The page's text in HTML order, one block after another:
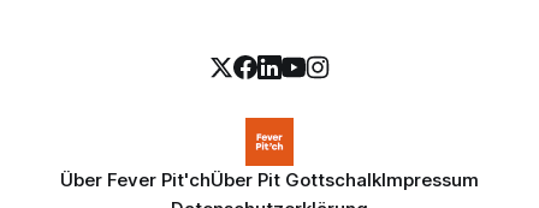
Über Fever Pit'chÜber Pit GottschalkImpressum